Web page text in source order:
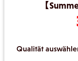
【
Qualität